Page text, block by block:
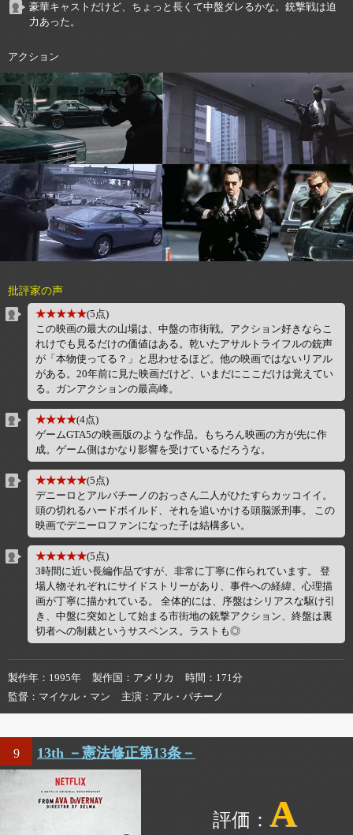
豪華キャストだけど、ちょっと長くて中盤ダレるかな。銃撃戦は迫
力あった。
アクション
批評家の声
★★★★★(5点)
この映画の最大の山場は、中盤の市街戦。アクション好きならこ
れけでも見るだけの価値はある。乾いたアサルトライフルの銃声
が「本物使ってる？」と思わせるほど。他の映画ではないリアル
がある。20年前に見た映画だけど、いまだにここだけは覚えてい
る。ガンアクションの最高峰。
★★★★(4点)
ゲームGTA5の映画版のような作品。もちろん映画の方が先に作
成。ゲーム側はかなり影響を受けているだろうな。
★★★★★(5点)
デニーロとアルパチーノのおっさん二人がひたすらカッコイイ。
頭の切れるハードボイルド、それを追いかける頭脳派刑事。 この
映画でデニーロファンになった子は結構多い。
★★★★★(5点)
3時間に近い長編作品ですが、非常に丁寧に作られています。 登
場人物それぞれにサイドストリーがあり、事件への経緯、心理描
画が丁寧に描かれている。 全体的には、序盤はシリアスな駆け引
き、中盤に突如として始まる市街地の銃撃アクション、終盤は裏
切者への制裁というサスペンス。ラストも◎
製作年 1995年 製作国 アメリカ 時間
171分
監督
マイケル・マン 主演 アル・パチーノ
9 13th －憲法修正第13条－
A